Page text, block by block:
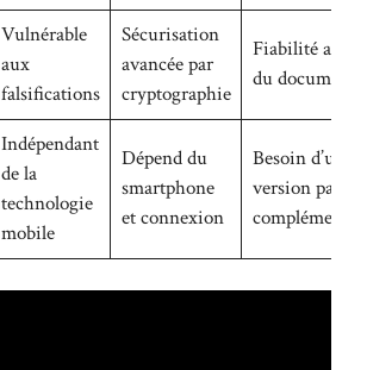
Vulnérable
aux
falsifications
Sécurisation
avancée par
cryptographie
Fiabilité
du document
Indépendant
de la
technologie
mobile
Dépend du
smartphone
et connexion
Besoin d’une
version papier